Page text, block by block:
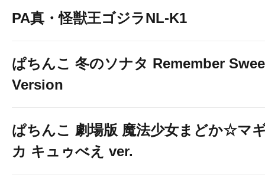
PA真・怪獣王ゴジラNL-K1
ぱちんこ 冬のソナタ Remember
Version
ぱちんこ 劇場版 魔法少女まどか☆マ
カ キュゥべえ ver.